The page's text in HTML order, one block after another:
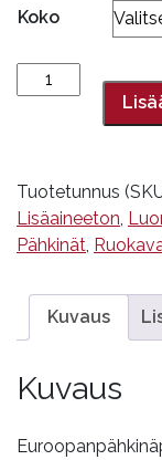
Koko
Hasselpähkinä,
kuorittu,
Tuotetunnus
Lisäaineeton
Pähkinät
Kuvaus
Kuvaus